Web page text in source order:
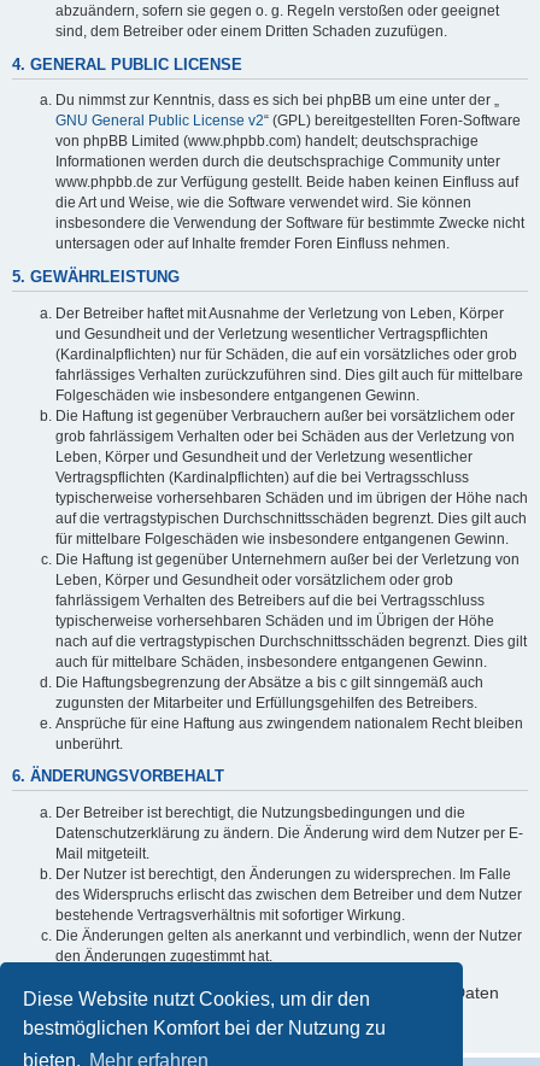
Diese Website nutzt Cookies, um dir den
bestmöglichen Komfort bei der Nutzung zu
bieten. Mehr erfahren
abzuändern, sofern sie gegen o. g. Regeln verstoßen oder geeignet
sind, dem Betreiber oder einem Dritten Schaden zuzufügen.
4. GENERAL PUBLIC LICENSE
Du nimmst zur Kenntnis, dass es sich bei phpBB um eine unter der „
GNU General Public License v2“ (GPL) bereitgestellten Foren-Software
von phpBB Limited (www.phpbb.com) handelt; deutschsprachige
Informationen werden durch die deutschsprachige Community unter
www.phpbb.de zur Verfügung gestellt. Beide haben keinen Einfluss auf
die Art und Weise, wie die Software verwendet wird. Sie können
insbesondere die Verwendung der Software für bestimmte Zwecke nicht
untersagen oder auf Inhalte fremder Foren Einfluss nehmen.
5. GEWÄHRLEISTUNG
Der Betreiber haftet mit Ausnahme der Verletzung von Leben, Körper
und Gesundheit und der Verletzung wesentlicher Vertragspflichten
(Kardinalpflichten) nur für Schäden, die auf ein vorsätzliches oder grob
fahrlässiges Verhalten zurückzuführen sind. Dies gilt auch für mittelbare
Folgeschäden wie insbesondere entgangenen Gewinn.
Die Haftung ist gegenüber Verbrauchern außer bei vorsätzlichem oder
grob fahrlässigem Verhalten oder bei Schäden aus der Verletzung von
Leben, Körper und Gesundheit und der Verletzung wesentlicher
Vertragspflichten (Kardinalpflichten) auf die bei Vertragsschluss
typischerweise vorhersehbaren Schäden und im übrigen der Höhe nach
auf die vertragstypischen Durchschnittsschäden begrenzt. Dies gilt auch
für mittelbare Folgeschäden wie insbesondere entgangenen Gewinn.
Die Haftung ist gegenüber Unternehmern außer bei der Verletzung von
Leben, Körper und Gesundheit oder vorsätzlichem oder grob
fahrlässigem Verhalten des Betreibers auf die bei Vertragsschluss
typischerweise vorhersehbaren Schäden und im Übrigen der Höhe
nach auf die vertragstypischen Durchschnittsschäden begrenzt. Dies gilt
auch für mittelbare Schäden, insbesondere entgangenen Gewinn.
Die Haftungsbegrenzung der Absätze a bis c gilt sinngemäß auch
zugunsten der Mitarbeiter und Erfüllungsgehilfen des Betreibers.
Ansprüche für eine Haftung aus zwingendem nationalem Recht bleiben
unberührt.
6. ÄNDERUNGSVORBEHALT
Der Betreiber ist berechtigt, die Nutzungsbedingungen und die
Datenschutzerklärung zu ändern. Die Änderung wird dem Nutzer per E-
Mail mitgeteilt.
Der Nutzer ist berechtigt, den Änderungen zu widersprechen. Im Falle
des Widerspruchs erlischt das zwischen dem Betreiber und dem Nutzer
bestehende Vertragsverhältnis mit sofortiger Wirkung.
Die Änderungen gelten als anerkannt und verbindlich, wenn der Nutzer
den Änderungen zugestimmt hat.
Informationen über den Umgang mit deinen persönlichen Daten
sind in der Datenschutzerklärung enthalten.